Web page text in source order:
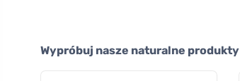
Wypróbuj nasze naturalne produkty